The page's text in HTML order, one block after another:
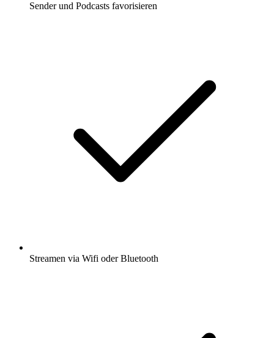
Sender und Podcasts favorisieren
Streamen via Wifi oder Bluetooth